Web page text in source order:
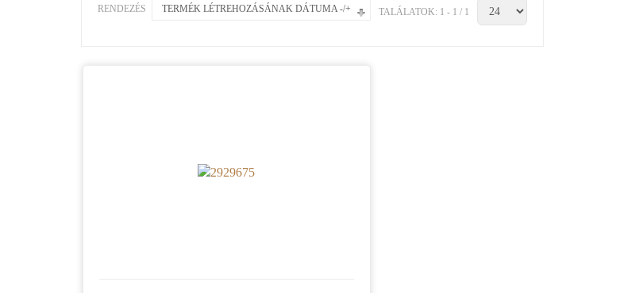
RENDEZÉS TERMÉK LÉTREHOZÁSÁNAK DÁTUMA -/+ TALÁLATOK: 1 - 1 / 1